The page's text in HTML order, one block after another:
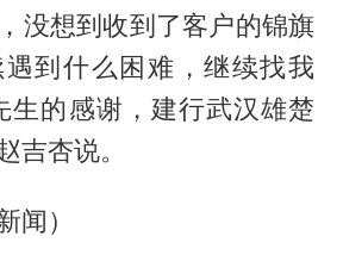
没想到收到了客户的锦旗
到什么困难，继续找我
生的感谢，建行武汉雄楚
吉杏说。
闻）